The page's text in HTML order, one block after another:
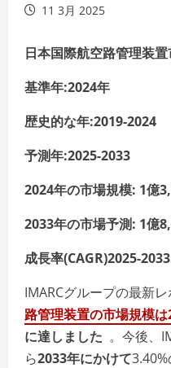
11 3月 2025
日本国際航空路管理装
基準年:2024年
歴史的な年:2019-2024
予測年:2025-2033
2024年の市場規模: 1億
2033年の市場予測: 1億
成長率(CAGR)2025-
IMARCグループの最新レ
路管理装置の市場規模は
に達しました 。今後、
ら2033年にかけて3.40%